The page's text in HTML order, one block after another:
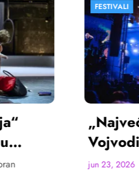
mali festival u
i ovog
u Sremskoj
2026 Kulturni kišobran